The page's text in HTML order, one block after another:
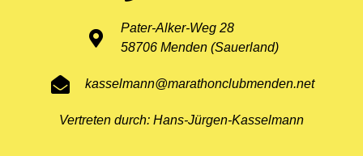
Pater-Alker-Weg 28
58706 Menden (Sauerland)
kasselmann@marathonclubmenden.net
Vertreten durch: Hans-Jürgen-Kasselmann